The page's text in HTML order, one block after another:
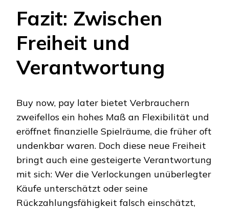
Fazit: Zwischen
Freiheit und
Verantwortung
Buy now, pay later bietet Verbrauchern
zweifellos ein hohes Maß an Flexibilität und
eröffnet finanzielle Spielräume, die früher oft
undenkbar waren. Doch diese neue Freiheit
bringt auch eine gesteigerte Verantwortung
mit sich: Wer die Verlockungen unüberlegter
Käufe unterschätzt oder seine
Rückzahlungsfähigkeit falsch einschätzt,